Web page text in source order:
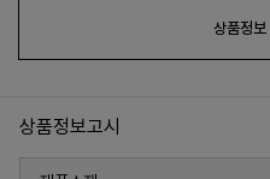
상품정보
상품정보고시